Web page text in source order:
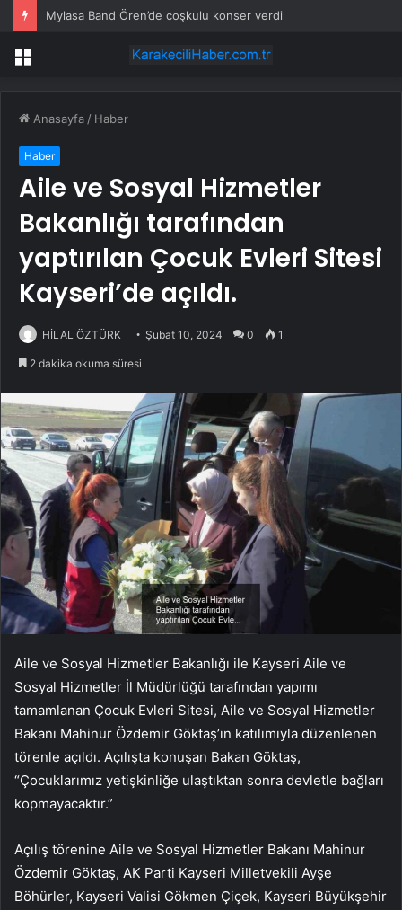
Mylasa Band Ören’de coşkulu konser verdi
Menü
Anasayfa / Haber
Haber
Aile ve Sosyal Hizmetler
Bakanlığı tarafından
yaptırılan Çocuk Evleri Sitesi
Kayseri’de açıldı.
HİLAL ÖZTÜRK Şubat 10, 2024 0 1
2 dakika okuma süresi
Aile ve Sosyal Hizmetler Bakanlığı ile Kayseri Aile ve
Sosyal Hizmetler İl Müdürlüğü tarafından yapımı
tamamlanan Çocuk Evleri Sitesi, Aile ve Sosyal Hizmetler
Bakanı Mahinur Özdemir Göktaş’ın katılımıyla düzenlenen
törenle açıldı. Açılışta konuşan Bakan Göktaş,
“Çocuklarımız yetişkinliğe ulaştıktan sonra devletle bağları
kopmayacaktır.”
Açılış törenine Aile ve Sosyal Hizmetler Bakanı Mahinur
Özdemir Göktaş, AK Parti Kayseri Milletvekili Ayşe
Böhürler, Kayseri Valisi Gökmen Çiçek, Kayseri Büyükşehir